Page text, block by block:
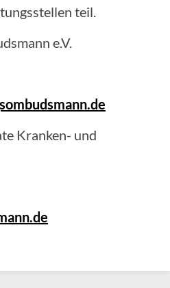
teil.
e.V.
Kranken- und